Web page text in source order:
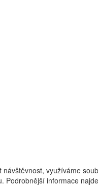
využíváme
informace